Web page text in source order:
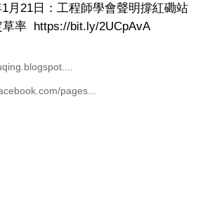
月21日：工程師學會聲明撐紅磡站
率 https://bit.ly/2UCpAvA
pages...